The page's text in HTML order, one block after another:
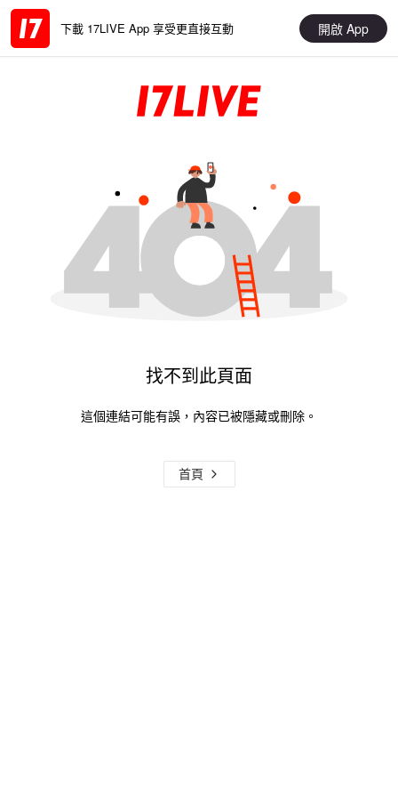
下載 17LIVE App 享受更直接互動 開啟 App
找不到此頁面
這個連結可能有誤，內容已被隱藏或刪除。
首頁